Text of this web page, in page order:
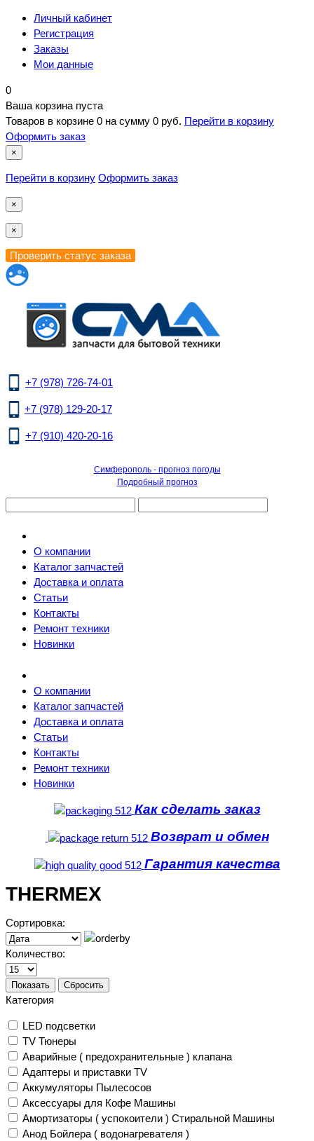
Личный кабинет
Регистрация
Заказы
Мои данные
0
Ваша корзина пуста
Товаров в корзине 0 на сумму 0 руб. Перейти в корзину
Оформить заказ
×
Перейти в корзину Оформить заказ
×
×
+7 (978) 726-74-01
+7 (978) 129-20-17
+7 (910) 420-20-16
Симферополь - прогноз погоды
Подробный прогноз
О компании
Каталог запчастей
Доставка и оплата
Статьи
Контакты
Ремонт техники
Новинки
О компании
Каталог запчастей
Доставка и оплата
Статьи
Контакты
Ремонт техники
Новинки
Как сделать заказ
Возврат и обмен
Гарантия качества
THERMEX
Сортировка:
Количество:
Показать Сбросить
Категория
LED подсветки
TV Тюнеры
Аварийные ( предохранительные ) клапана
Адаптеры и приставки TV
Аккумуляторы Пылесосов
Аксессуары для Кофе Машины
Амортизаторы ( успокоители ) Стиральной Машины
Анод Бойлера ( водонагревателя )